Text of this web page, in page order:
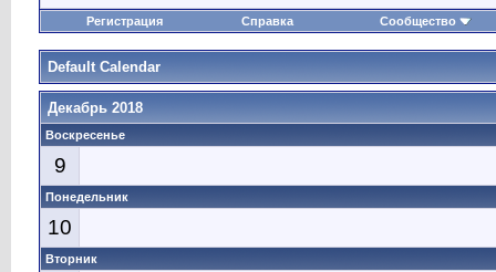
Регистрация Справка Сообщество
Default Calendar
Декабрь 2018
Воскресенье
9
Понедельник
10
Вторник